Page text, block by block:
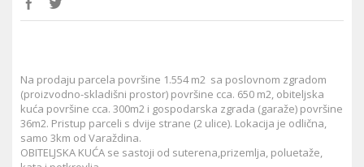
Na prodaju parcela površine 1.554 m2 sa poslovnom zgradom
(proizvodno-skladišni prostor) površine cca. 650 m2, obiteljska
kuća površine cca. 300m2 i gospodarska zgrada (garaže) površine
36m2. Pristup parceli s dvije strane (2 ulice). Lokacija je odlična,
samo 3km od Varaždina.
OBITELJSKA KUĆA se sastoji od suterena,prizemlja, poluetaže,